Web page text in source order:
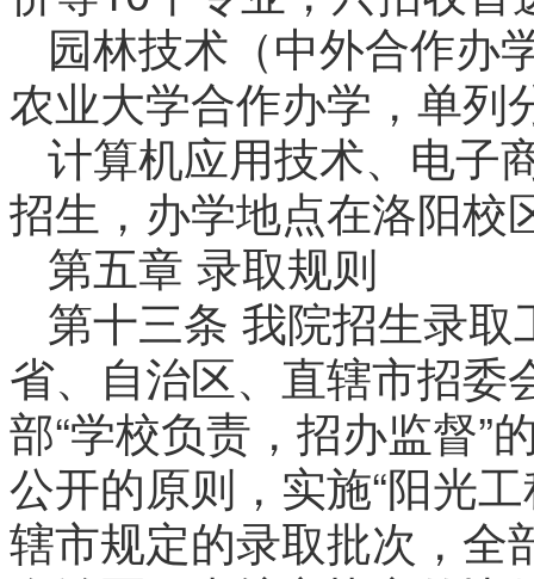
园林技术（中外合作办
农业大学合作办学，单列
计算机应用技术、电子
招生，办学地点在洛阳校
第五章 录取规则
第十三条 我院招生录
省、自治区、直辖市招委
部“学校负责，招办监督”
公开的原则，实施“阳光
辖市规定的录取批次，全